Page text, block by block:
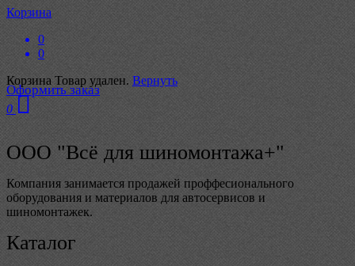
Корзина
0
0
Корзина Товар удален. Вернуть
0
Оформить заказ
ООО "Всё для шиномонтажа+"
Компания занимается продажей проффесионального
оборудования и материалов для автосервисов и
шиномонтажек.
Каталог